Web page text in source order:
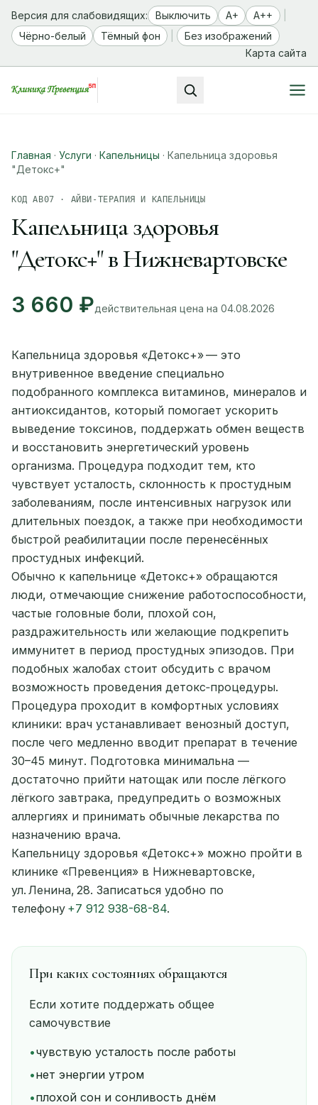
Версия для слабовидящих: Выключить A+ A++
Чёрно-белый
Тёмный фон
Без изображений
Карта сайта
Главная · Услуги · Капельницы · Капельница здоровья
"Детокс+"
КОД АВ07 · АЙВИ-ТЕРАПИЯ И КАПЕЛЬНИЦЫ
Капельница здоровья
"Детокс+" в Нижневартовске
3 660 ₽действительная цена на 04.08.2026
Капельница здоровья «Детокс+» — это
внутривенное введение специально
подобранного комплекса витаминов, минералов и
антиоксидантов, который помогает ускорить
выведение токсинов, поддержать обмен веществ
и восстановить энергетический уровень
организма. Процедура подходит тем, кто
чувствует усталость, склонность к простудным
заболеваниям, после интенсивных нагрузок или
длительных поездок, а также при необходимости
быстрой реабилитации после перенесённых
простудных инфекций.
Обычно к капельнице «Детокс+» обращаются
люди, отмечающие снижение работоспособности,
частые головные боли, плохой сон,
раздражительность или желающие подкрепить
иммунитет в период простудных эпизодов. При
подобных жалобах стоит обсудить с врачом
возможность проведения детокс‑процедуры.
Процедура проходит в комфортных условиях
клиники: врач устанавливает венозный доступ,
после чего медленно вводит препарат в течение
30–45 минут. Подготовка минимальна —
достаточно прийти натощак или после лёгкого
лёгкого завтрака, предупредить о возможных
аллергиях и принимать обычные лекарства по
назначению врача.
Капельницу здоровья «Детокс+» можно пройти в
клинике «Превенция» в Нижневартовске,
ул. Ленина, 28. Записаться удобно по
телефону +7 912 938-68-84.
При каких состояниях обращаются
Если хотите поддержать общее
самочувствие
•чувствую усталость после работы
•нет энергии утром
•плохой сон и сонливость днём